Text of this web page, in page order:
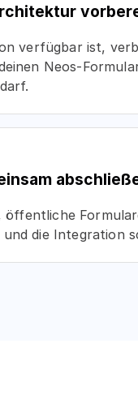
verfügbar ist,
Neos-
öffentliche
die Integration